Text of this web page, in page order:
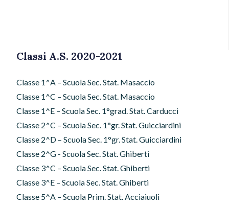
Classi A.S. 2020-2021
Classe 1^A – Scuola Sec. Stat. Masaccio
Classe 1^C – Scuola Sec. Stat. Masaccio
Classe 1^E – Scuola Sec. 1°grad. Stat. Carducci
Classe 2^C – Scuola Sec. 1°gr. Stat. Guicciardini
Classe 2^D – Scuola Sec. 1°gr. Stat. Guicciardini
Classe 2^G - Scuola Sec. Stat. Ghiberti
Classe 3^C – Scuola Sec. Stat. Ghiberti
Classe 3^E – Scuola Sec. Stat. Ghiberti
Classe 5^A – Scuola Prim. Stat. Acciaiuoli